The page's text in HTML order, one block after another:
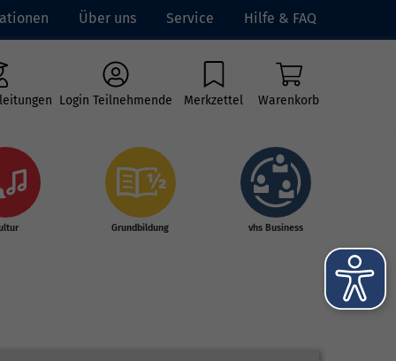
Über uns Service Hilfe & FAQ
Login Teilnehmende Merkzettel Warenkorb
Grundbildung vhs Business